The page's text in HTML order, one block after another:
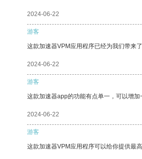
2024-06-22
游客
这款加速器VPM应用程序已经为我们带来
2024-06-22
游客
这款加速器app的功能有点单一，可以增加
2024-06-22
游客
这款加速器VPM应用程序可以给你提供最